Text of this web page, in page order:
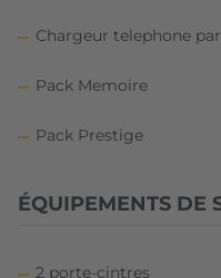
Chargeur telephone
Pack Memoire
Pack Prestige
ÉQUIPEMENTS DE
2 porte-cintres